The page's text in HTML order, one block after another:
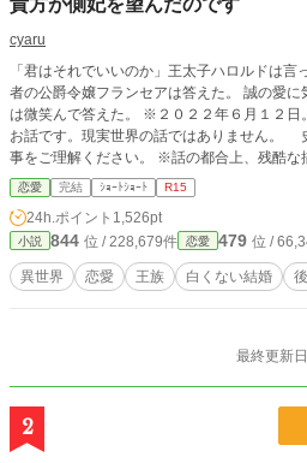
cyaru
「君はそれでいいのか」王太子ハロルドは
者の公爵令嬢フランセアは答えた。 誠の愛に気がついたと言われたフランセア
は微笑んで答えた。 ※２０２２年６月１２日。一部書き足しました。 ※架空の
お話です。現実世界の話ではありません。
事をご理解ください。 ※話の都合上、残酷な
のかは受け取り方は人それぞれです。 表現
喚起を書き込むようにしますが有無は作者の
タグは幾つか増えます。 ※作者都合のご都合
ものが出てくると思いますが気のせいです。
他の作者さんの作品とは異なります（似てる
字脱字結構多い作者です（ごめんなさい）コ
恋愛 完結 ｼｮｰﾄｼｮｰﾄ R15
24h.ポイント 1,526pt
小説 844 位 / 228,679件 恋愛 479 位 /
異世界 恋愛 王族 白くない結婚
最終更新
2